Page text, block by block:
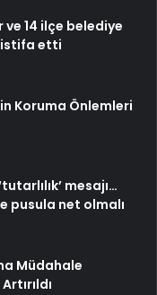
ve 14 ilçe belediye
istifa etti
Koruma Önlemleri
mesajı…
pusula net olmalı
Müdahale